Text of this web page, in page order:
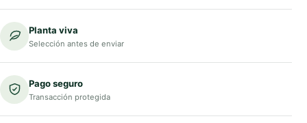
Planta viva
Selección antes de enviar
Pago seguro
Transacción protegida